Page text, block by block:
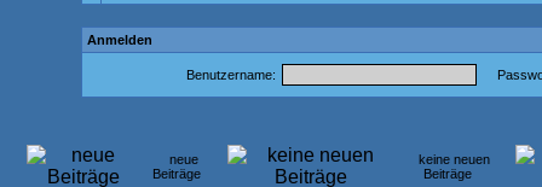
Anmelden
Benutzername:
neue
Beiträge
keine neuen
Beiträge